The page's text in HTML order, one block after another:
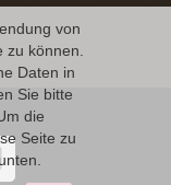
von
können.
Daten in
Sie bitte
die
Seite zu